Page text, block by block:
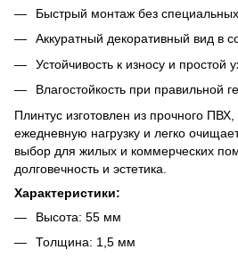
Быстрый монтаж без
Аккуратный декоративный вид в
Устойчивость к износу и простой
Влагостойкость при правильной
Плинтус изготовлен из прочного
ежедневную нагрузку и легко
выбор для жилых и коммерческих
долговечность и эстетика.
Характеристики:
Высота: 55 мм
Толщина: 1,5 мм